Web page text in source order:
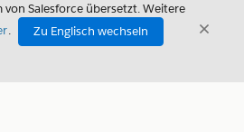
von Salesforce übersetzt. Weitere
.
Zu Englisch wechseln